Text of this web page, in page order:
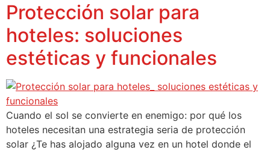
Protección solar para
hoteles: soluciones
estéticas y funcionales
Cuando el sol se convierte en enemigo: por qué los
hoteles necesitan una estrategia seria de protección
solar ¿Te has alojado alguna vez en un hotel donde el